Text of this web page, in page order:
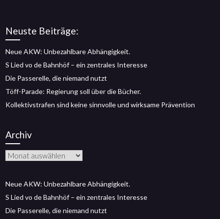
Neuste Beiträge:
Neue AKW: Unbezahlbare Abhängigkeit.
S Lied vo de Bahnhöf – ein zentrales Interesse
Die Passerelle, die niemand nutzt
Töff-Parade: Regierung soll über die Bücher.
Kollektivstrafen sind keine sinnvolle und wirksame Prävention
Archiv
Archiv
Neue AKW: Unbezahlbare Abhängigkeit.
S Lied vo de Bahnhöf – ein zentrales Interesse
Die Passerelle, die niemand nutzt